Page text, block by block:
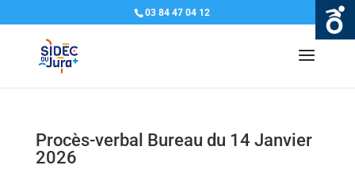
03 84 47 04 12
Procès-verbal Bureau du 14 Janvier
2026